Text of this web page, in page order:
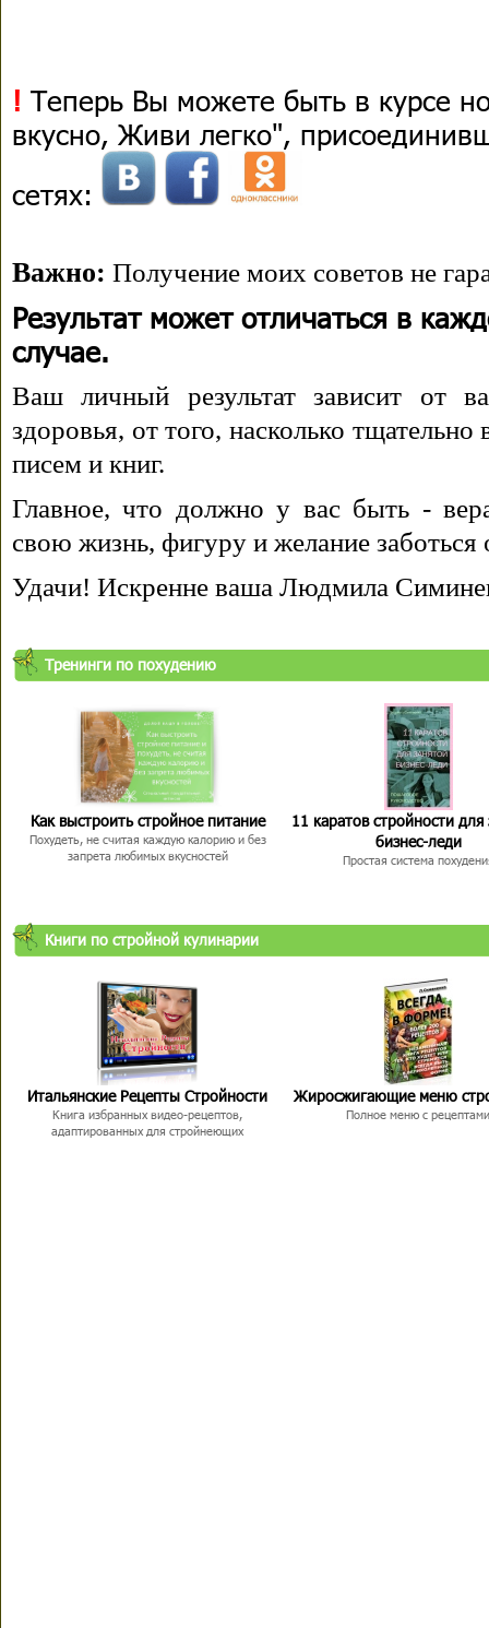
! Теперь Вы можете быть в курсе
вкусно, Живи легко",
сетях:
Важно: Получение моих советов не
Результат может отличаться в
случае.
Ваш личный результат зависит от
здоровья, от того, насколько
писем и книг.
Главное, что должно у вас быть -
свою жизнь, фигуру и желание заботься
Удачи! Искренне ваша Людмила
Тренинги по похудению
Как выстроить стройное питание
Похудеть, не считая каждую калорию и без
запрета любимых вкусностей
11 каратов стройности для
бизнес-леди
Простая система
Книги по стройной кулинарии
Итальянские Рецепты Стройности
Книга избранных видео-рецептов,
адаптированных для стройнеющих
Жиросжигающие меню
Полное меню с рецептами